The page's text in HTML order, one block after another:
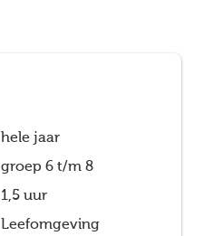
hele jaar
groep 6 t/m 8
1,5 uur
Leefomgeving